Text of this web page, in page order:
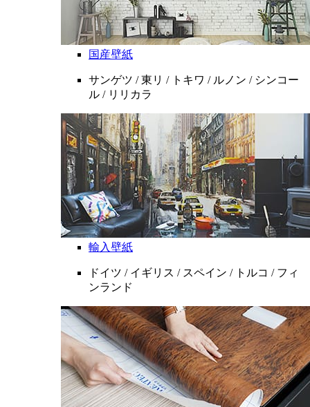
国産壁紙
サンゲツ / 東リ / トキワ / ルノン / シンコー
ル / リリカラ
輸入壁紙
ドイツ / イギリス / スペイン / トルコ / フィ
ンランド